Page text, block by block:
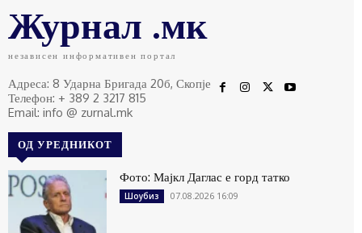
Журнал .мк
независен информативен портал
Адреса: 8 Ударна Бригада 20б, Скопје
Телефон: + 389 2 3217 815
Email: info @ zurnal.mk
ОД УРЕДНИКОТ
Фото: Мајкл Даглас е горд татко
Шоубиз 07.08.2026 16:09